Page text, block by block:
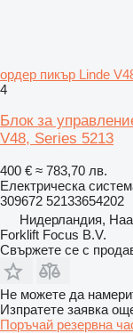
ордер пикър Linde
4
Блок за
V48, Series 5213
400 € ≈ 783,70 лв.
Електрическа
309672 52133654202
Нидерландия,
Forklift Focus B.V.
Свържете се с
Не можете да
Изпратете заявка
Поръчай резервна